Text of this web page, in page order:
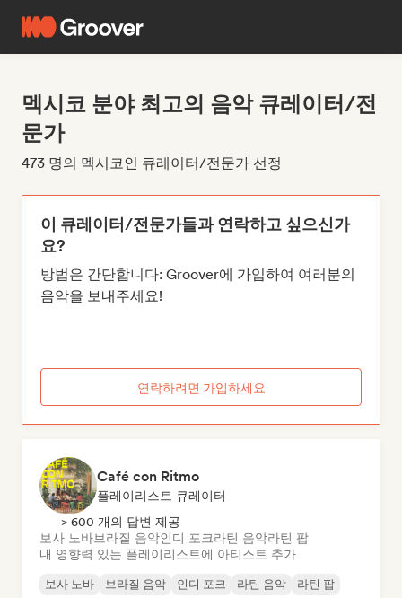
멕시코 분야 최고의 음악 큐레이터/전
문가
473 명의 멕시코인 큐레이터/전문가 선정
이 큐레이터/전문가들과 연락하고 싶으신가
요?
방법은 간단합니다: Groover에 가입하여 여러분의
음악을 보내주세요!
연락하려면 가입하세요
Café con Ritmo
플레이리스트 큐레이터
> 600 개의 답변 제공
보사 노바브라질 음악인디 포크라틴 음악라틴 팝
내 영향력 있는 플레이리스트에 아티스트 추가
보사 노바 브라질 음악 인디 포크 라틴 음악
라틴 팝